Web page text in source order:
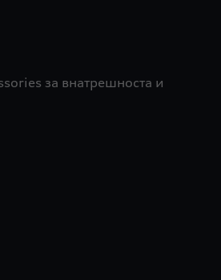
за внатрешноста и